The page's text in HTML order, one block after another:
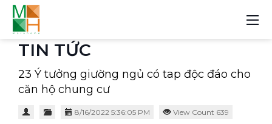
TIN TỨC
23 Ý tưởng giường ngủ có tap độc đáo cho
căn hộ chung cư
8/16/2022 5:36:05 PM View Count 639